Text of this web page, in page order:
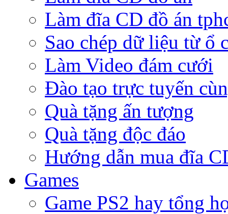
Làm đĩa CD đồ án
Sao chép dữ liệu từ ổ
Làm Video đám cưới
Đào tạo trực tuyến
Quà tặng ấn tượng
Quà tặng độc đáo
Hướng dẫn mua đĩa
Games
Game PS2 hay tổng